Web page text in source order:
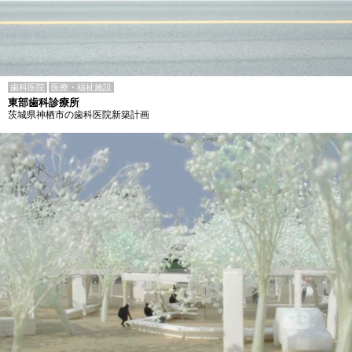
歯科医院 医療・福祉施設
東部歯科診療所
茨城県神栖市の歯科医院新築計画